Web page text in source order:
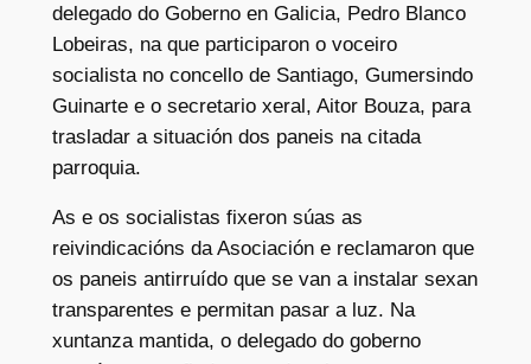
delegado do Goberno en Galicia, Pedro Blanco
Lobeiras, na que participaron o voceiro
socialista no concello de Santiago, Gumersindo
Guinarte e o secretario xeral, Aitor Bouza, para
trasladar a situación dos paneis na citada
parroquia.
As e os socialistas fixeron súas as
reivindicacións da Asociación e reclamaron que
os paneis antirruído que se van a instalar sexan
transparentes e permitan pasar a luz. Na
xuntanza mantida, o delegado do goberno